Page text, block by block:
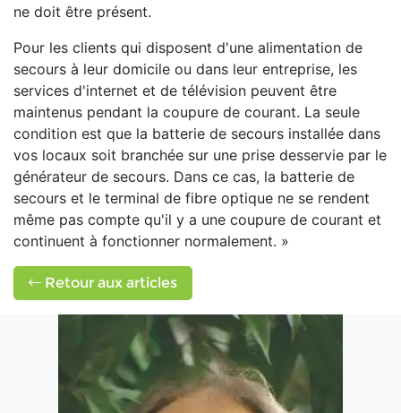
ne doit être présent.
Pour les clients qui disposent d'une alimentation de
secours à leur domicile ou dans leur entreprise, les
services d'internet et de télévision peuvent être
maintenus pendant la coupure de courant. La seule
condition est que la batterie de secours installée dans
vos locaux soit branchée sur une prise desservie par le
générateur de secours. Dans ce cas, la batterie de
secours et le terminal de fibre optique ne se rendent
même pas compte qu'il y a une coupure de courant et
continuent à fonctionner normalement. »
Retour aux articles